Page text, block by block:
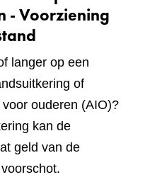
- Voorziening
langer op een
of
ouderen (AIO)?
kan de
geld van de